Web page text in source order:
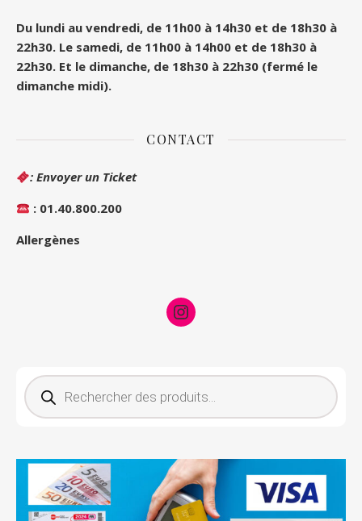
Du lundi au vendredi, de 11h00 à 14h30 et de 18h30 à
22h30. Le samedi, de 11h00 à 14h00 et de 18h30 à
22h30. Et le dimanche, de 18h30 à 22h30 (fermé le
dimanche midi).
CONTACT
: Envoyer un Ticket
: 01.40.800.200
Allergènes
Instagram
Recherche de produits